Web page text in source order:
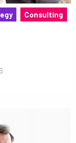
Consulting